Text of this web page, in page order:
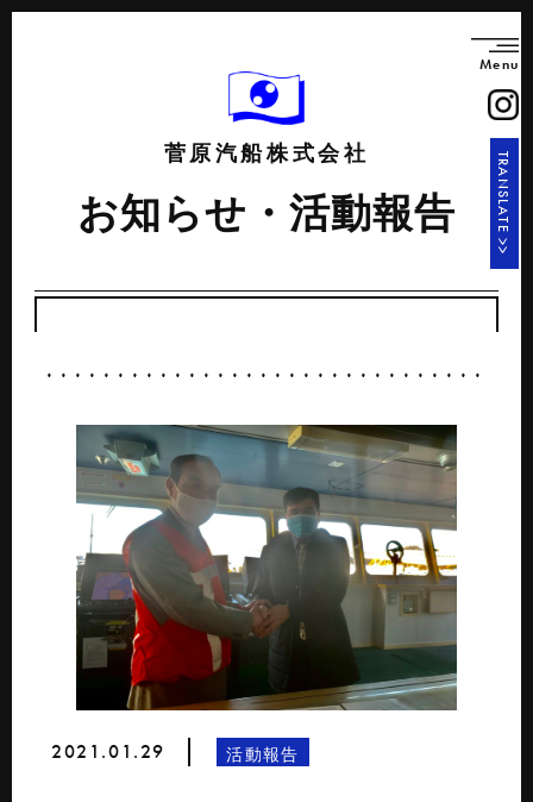
Menu
菅原汽船株式会社
お知らせ・活動報告
2021.01.29 活動報告
TRANSLATE >>